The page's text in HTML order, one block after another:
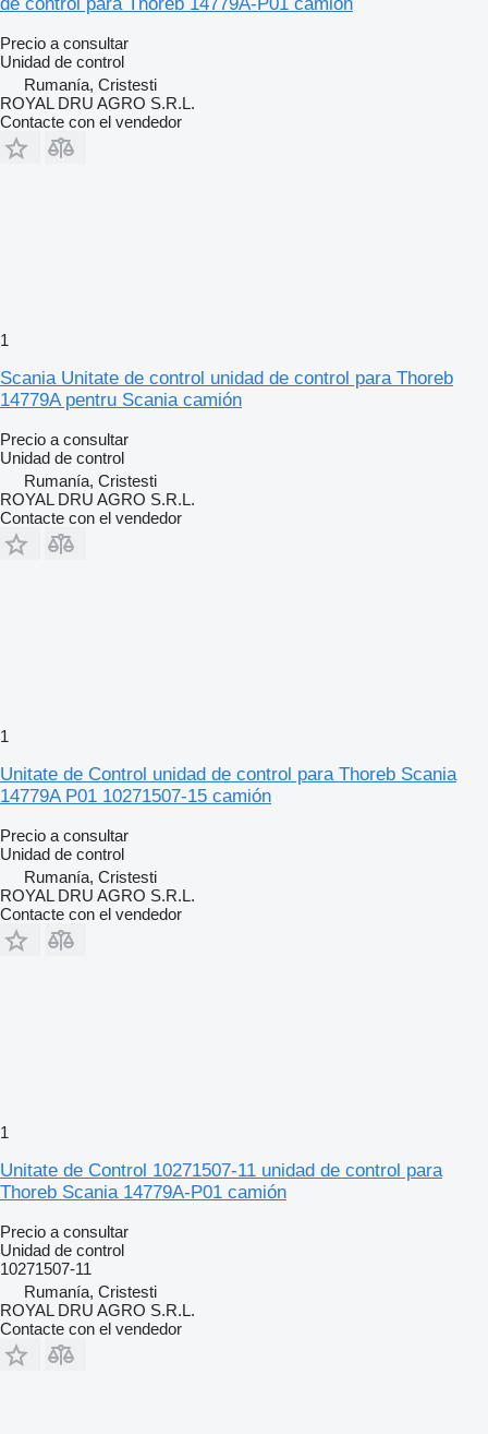
Precio a consultar
Unidad de control
Rumanía, Cristesti
ROYAL DRU AGRO S.R.L.
Contacte con el vendedor
1
Scania Unitate de control unidad de control para Thoreb
14779A pentru Scania camión
Precio a consultar
Unidad de control
Rumanía, Cristesti
ROYAL DRU AGRO S.R.L.
Contacte con el vendedor
1
Unitate de Control unidad de control para Thoreb Scania
14779A P01 10271507-15 camión
Precio a consultar
Unidad de control
Rumanía, Cristesti
ROYAL DRU AGRO S.R.L.
Contacte con el vendedor
1
Unitate de Control 10271507-11 unidad de control para
Thoreb Scania 14779A-P01 camión
Precio a consultar
Unidad de control
10271507-11
Rumanía, Cristesti
ROYAL DRU AGRO S.R.L.
Contacte con el vendedor